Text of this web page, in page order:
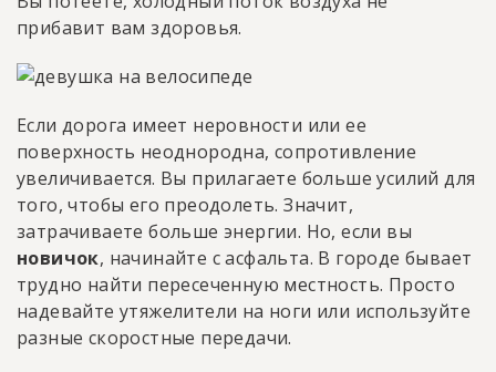
прибавит вам здоровья.
Если дорога имеет неровности или ее
поверхность неоднородна, сопротивление
увеличивается. Вы прилагаете больше усилий для
того, чтобы его преодолеть. Значит,
затрачиваете больше энергии. Но, если вы
новичок, начинайте с асфальта. В городе бывает
трудно найти пересеченную местность. Просто
надевайте утяжелители на ноги или используйте
разные скоростные передачи.